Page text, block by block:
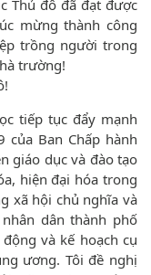
Thủ đô đã đạt được
mừng thành công
trồng người trong
trường!
tiếp tục đẩy mạnh
Ban Chấp hành
giáo dục và đào tạo
hiện đại hóa trong
xã hội chủ nghĩa và
dân thành phố
và kế hoạch cụ
ương. Tôi đề nghị